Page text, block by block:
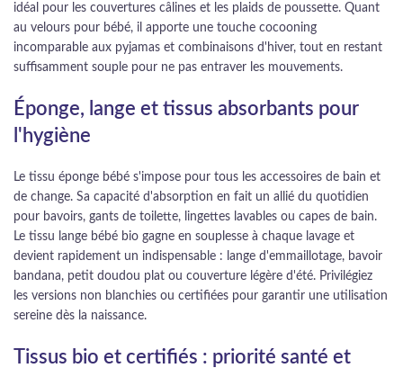
idéal pour les couvertures câlines et les plaids de poussette. Quant
au velours pour bébé, il apporte une touche cocooning
incomparable aux pyjamas et combinaisons d'hiver, tout en restant
suffisamment souple pour ne pas entraver les mouvements.
Éponge, lange et tissus absorbants pour
l'hygiène
Le tissu éponge bébé s'impose pour tous les accessoires de bain et
de change. Sa capacité d'absorption en fait un allié du quotidien
pour bavoirs, gants de toilette, lingettes lavables ou capes de bain.
Le tissu lange bébé bio gagne en souplesse à chaque lavage et
devient rapidement un indispensable : lange d'emmaillotage, bavoir
bandana, petit doudou plat ou couverture légère d'été. Privilégiez
les versions non blanchies ou certifiées pour garantir une utilisation
sereine dès la naissance.
Tissus bio et certifiés : priorité santé et